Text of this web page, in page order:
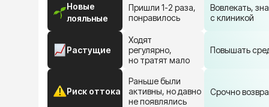
Новые
лояльные
Растущие
Риск оттока
Пришли 1-2 раза,
понравилось
Ходят
регулярно,
но тратят мало
Раньше были
активны, но давно
не появлялись
Вовлекать,
с клиникой
Повышать
Срочно